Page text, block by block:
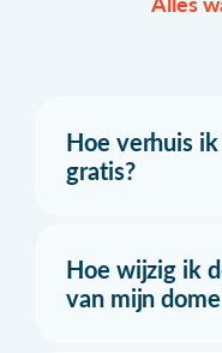
Hoe verhuis
gratis?
Hoe wijzig ik
van mijn